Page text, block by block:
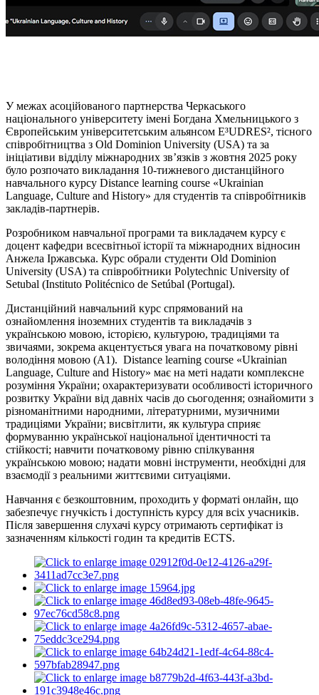
У межах асоційованого партнерства Черкаського
національного університету імені Богдана Хмельницького з
Європейським університетським альянсом E³UDRES², тісного
співробітництва з Old Dominion University (USA) та за
ініціативи відділу міжнародних зв’язків з жовтня 2025 року
було розпочато викладання 10-тижневого дистанційного
навчального курсу Distance learning course «Ukrainian
Language, Culture and History» для студентів та співробітників
закладів-партнерів.
Розробником навчальної програми та викладачем курсу є
доцент кафедри всесвітньої історії та міжнародних відносин
Анжела Іржавська. Курс обрали студенти Old Dominion
University (USA) та співробітники Polytechnic University of
Setubal (Instituto Politécnico de Setúbal (Portugal).
Дистанційний навчальний курс спрямований на
ознайомлення іноземних студентів та викладачів з
українською мовою, історією, культурою, традиціями та
звичаями, зокрема акцентується увага на початковому рівні
володіння мовою (А1). Distance learning course «Ukrainian
Language, Culture and History» має на меті надати комплексне
розуміння України; охарактеризувати особливості історичного
розвитку України від давніх часів до сьогодення; ознайомити з
різноманітними народними, літературними, музичними
традиціями України; висвітлити, як культура сприяє
формуванню української національної ідентичності та
стійкості; навчити початковому рівню спілкування
українською мовою; надати мовні інструменти, необхідні для
взаємодії з реальними життєвими ситуаціями.
Навчання є безкоштовним, проходить у форматі онлайн, що
забезпечує гнучкість і доступність курсу для всіх учасників.
Після завершення слухачі курсу отримають сертифікат із
зазначенням кількості годин та кредитів ECTS.